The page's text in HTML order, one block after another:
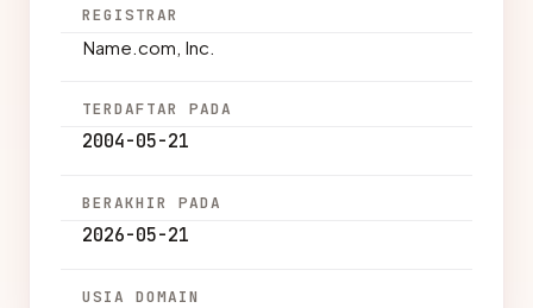
REGISTRAR
Name.com, Inc.
TERDAFTAR PADA
2004-05-21
BERAKHIR PADA
2026-05-21
USIA DOMAIN